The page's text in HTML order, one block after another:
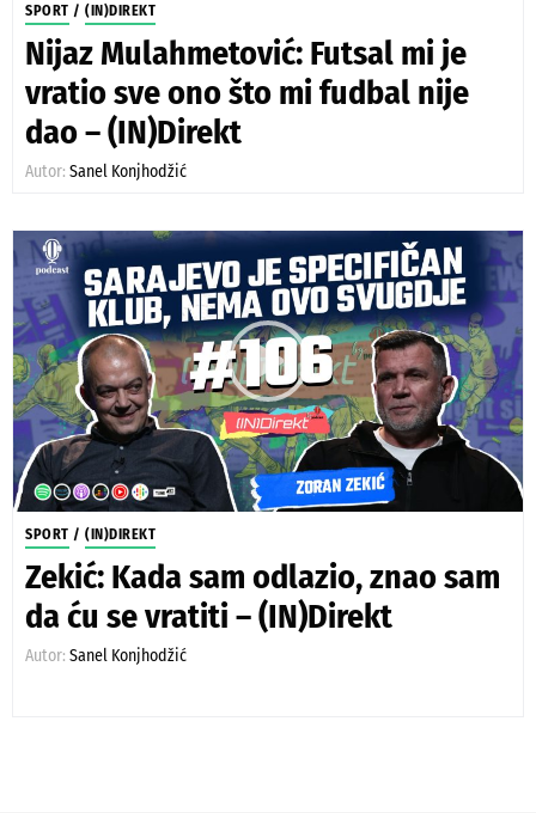
SPORT / (IN)DIREKT
Nijaz Mulahmetović: Futsal mi je
vratio sve ono što mi fudbal nije
dao – (IN)Direkt
Autor: Sanel Konjhodžić
SPORT / (IN)DIREKT
Zekić: Kada sam odlazio, znao sam
da ću se vratiti – (IN)Direkt
Autor: Sanel Konjhodžić